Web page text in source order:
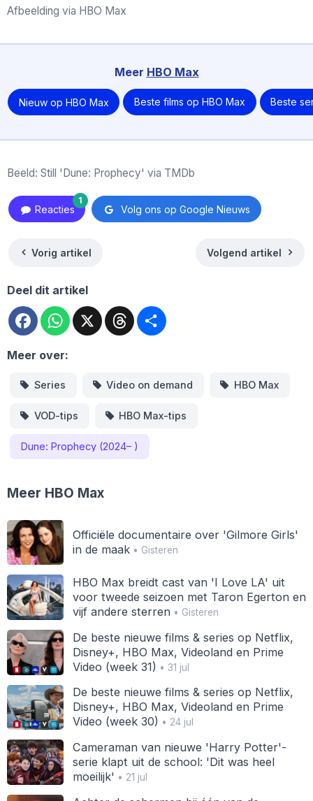
Afbeelding via HBO Max
Meer HBO Max
Nieuw op HBO Max Beste films op HBO Max Beste
Beeld: Still 'Dune: Prophecy' via TMDb
Reacties
1
Volg ons op Google Nieuws
Vorig artikel Volgend artikel
Deel dit artikel
FacebookWhatsApp
X Threads
Meer over:
Series Video on demand HBO Max
VOD-tips HBO Max-tips
Dune: Prophecy (2024– )
Meer HBO Max
Officiële documentaire over 'Gilmore Girls'
in de maak• Gisteren
HBO Max breidt cast van 'I Love LA' uit
voor tweede seizoen met Taron Egerton en
vijf andere sterren• Gisteren
De beste nieuwe films & series op Netflix,
Disney+, HBO Max, Videoland en Prime
Video (week 31) • 31 jul
De beste nieuwe films & series op Netflix,
Disney+, HBO Max, Videoland en Prime
Video (week 30) • 24 jul
Cameraman van nieuwe 'Harry Potter'-
serie klapt uit de school: 'Dit was heel
moeilijk' • 21 jul